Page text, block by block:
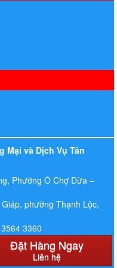
Đặt Hàng Ngay
Liên hệ
Mại và Dịch Vụ Tân
Phường Ô Chợ Dừa –
phường Thạnh Lộc,
3360